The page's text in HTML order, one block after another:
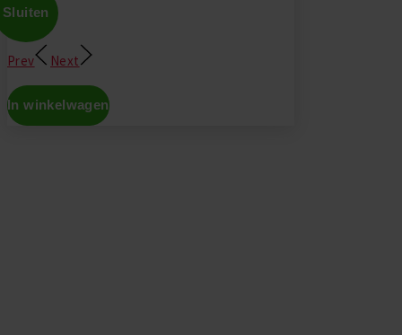
Sluiten
Prev Next
In winkelwagen